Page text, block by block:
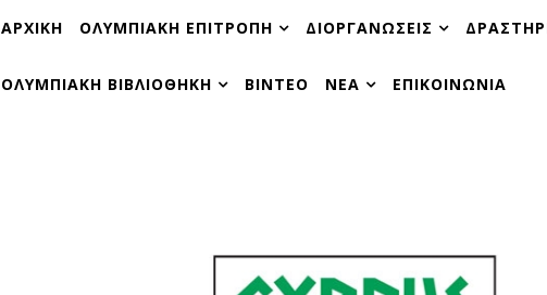
ΑΡΧΙΚΗ ΟΛΥΜΠΙΑΚΗ ΕΠΙΤΡΟΠΗ ΔΙΟΡΓΑΝΩΣΕΙΣ
ΟΛΥΜΠΙΑΚΗ ΒΙΒΛΙΟΘΗΚΗ ΒΙΝΤΕΟ ΝΕΑ ΕΠΙΚΟΙΝΩΝΙΑ